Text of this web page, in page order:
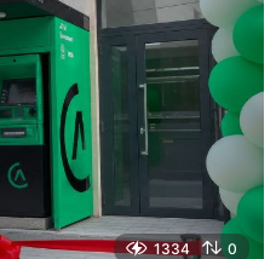
1334 0